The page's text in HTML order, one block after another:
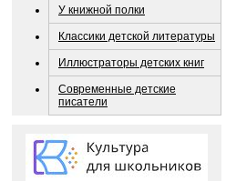
У книжной полки
Классики детской литературы
Иллюстраторы детских книг
Современные детские
писатели